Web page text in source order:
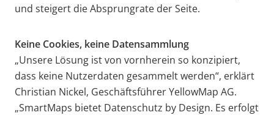
und steigert die Absprungrate der Seite.
Keine Cookies, keine Datensammlung
„Unsere Lösung ist von vornherein so konzipiert,
dass keine Nutzerdaten gesammelt werden“, erklärt
Christian Nickel, Geschäftsführer YellowMap AG.
„SmartMaps bietet Datenschutz by Design. Es erfolgt